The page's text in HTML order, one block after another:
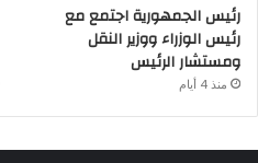
رئيس الجمهورية اجتمع مع
رئيس الوزراء ووزير النقل
ومستشار الرئيس
منذ 4 أيام